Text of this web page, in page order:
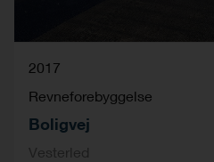
2017
Revneforebyggelse
Boligvej
Vesterled